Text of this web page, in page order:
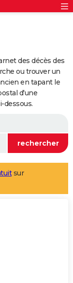
des décès des
ou trouver un
en tapant le
d'une
dessous.
sur